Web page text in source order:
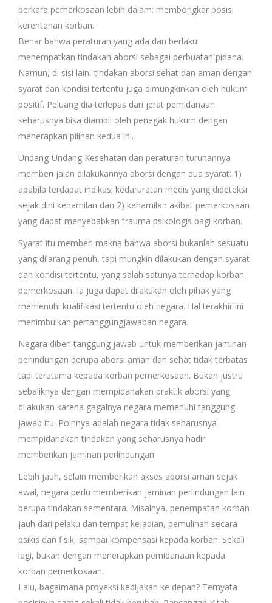
perkara pemerkosaan lebih dalam: membongkar posisi
kerentanan korban.
Benar bahwa peraturan yang ada dan berlaku
menempatkan tindakan aborsi sebagai perbuatan pidana.
Namun, di sisi lain, tindakan aborsi sehat dan aman dengan
syarat dan kondisi tertentu juga dimungkinkan oleh hukum
positif. Peluang dia terlepas dari jerat pemidanaan
seharusnya bisa diambil oleh penegak hukum dengan
menerapkan pilihan kedua ini.
Undang-Undang Kesehatan dan peraturan turunannya
memberi jalan dilakukannya aborsi dengan dua syarat: 1)
apabila terdapat indikasi kedaruratan medis yang dideteksi
sejak dini kehamilan dan 2) kehamilan akibat pemerkosaan
yang dapat menyebabkan trauma psikologis bagi korban.
Syarat itu memberi makna bahwa aborsi bukanlah sesuatu
yang dilarang penuh, tapi mungkin dilakukan dengan syarat
dan kondisi tertentu, yang salah satunya terhadap korban
pemerkosaan. Ia juga dapat dilakukan oleh pihak yang
memenuhi kualifikasi tertentu oleh negara. Hal terakhir ini
menimbulkan pertanggungjawaban negara.
Negara diberi tanggung jawab untuk memberikan jaminan
perlindungan berupa aborsi aman dan sehat tidak terbatas
tapi terutama kepada korban pemerkosaan. Bukan justru
sebaliknya dengan mempidanakan praktik aborsi yang
dilakukan karena gagalnya negara memenuhi tanggung
jawab itu. Poinnya adalah negara tidak seharusnya
mempidanakan tindakan yang seharusnya hadir
memberikan jaminan perlindungan.
Lebih jauh, selain memberikan akses aborsi aman sejak
awal, negara perlu memberikan jaminan perlindungan lain
berupa tindakan sementara. Misalnya, penempatan korban
jauh dari pelaku dan tempat kejadian, pemulihan secara
psikis dan fisik, sampai kompensasi kepada korban. Sekali
lagi, bukan dengan menerapkan pemidanaan kepada
korban pemerkosaan.
Lalu, bagaimana proyeksi kebijakan ke depan? Ternyata